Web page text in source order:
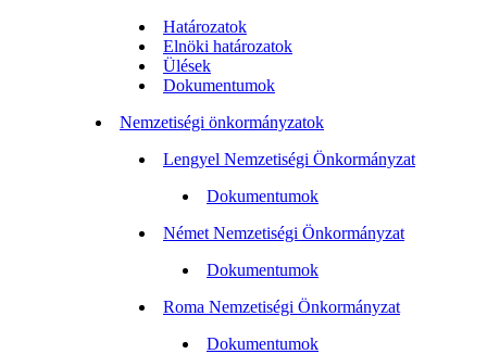
Határozatok
Elnöki határozatok
Ülések
Dokumentumok
Nemzetiségi önkormányzatok
Lengyel Nemzetiségi Önkormányzat
Dokumentumok
Német Nemzetiségi Önkormányzat
Dokumentumok
Roma Nemzetiségi Önkormányzat
Dokumentumok